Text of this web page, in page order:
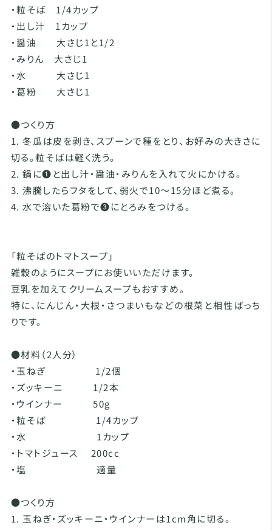
・粒そば 1/4カップ
・出し汁 1カップ
・醤油 大さじ1と1/2
・みりん 大さじ1
・水 大さじ1
・葛粉 大さじ1
●つくり方
1. 冬瓜は皮を剥き、スプーンで種をとり、お好みの大きさに
切る。粒そばは軽く洗う。
2. 鍋に❶と出し汁・醤油・みりんを入れて火にかける。
3. 沸騰したらフタをして、弱火で10～15分ほど煮る。
4. 水で溶いた葛粉で❸にとろみをつける。
「粒そばのトマトスープ」
雑穀のようにスープにお使いいただけます。
豆乳を加えてクリームスープもおすすめ。
特に、にんじん・大根・さつまいもなどの根菜と相性ばっち
りです。
●材料（2人分）
・玉ねぎ 1/2個
・ズッキーニ 1/2本
・ウインナー 50g
・粒そば 1/4カップ
・水 1カップ
・トマトジュース 200cc
・塩 適量
●つくり方
1. 玉ねぎ・ズッキーニ・ウインナーは1cm角に切る。